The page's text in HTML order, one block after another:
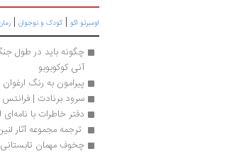
اومبرتو اکو | کودک و نوجوان |
آنی کوکوبوبو
پیرامون به رنگ ارغوان
سرود برنادت | فرانتس
دفتر خاطرات با ن‍ام‍ه‌ای‌
ترجمه مجموعه آثار
چخوف مهمان